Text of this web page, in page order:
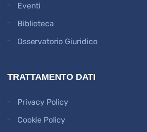
Eventi
Biblioteca
Osservatorio Giuridico
TRATTAMENTO DATI
Privacy Policy
Cookie Policy